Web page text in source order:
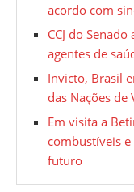
acordo com
CCJ do
agentes de
Invicto, Brasil
das Nações de
Em visita a
combustíveis
futuro